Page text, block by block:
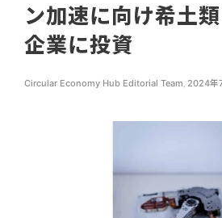
ン加速に向け希土
企業に投資
Circular Economy Hub Editorial Team, 2024年